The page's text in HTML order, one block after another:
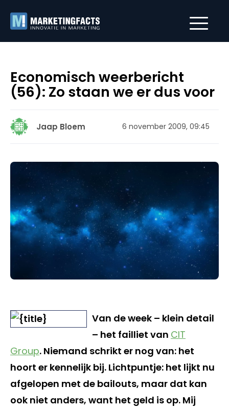
Economisch weerbericht
(56): Zo staan we er dus voor
Jaap Bloem 6 november 2009, 09:45
Van de week – klein detail
– het failliet van CIT
Group. Niemand schrikt er nog van: het
hoort er kennelijk bij. Lichtpuntje: het lijkt nu
afgelopen met de bailouts, maar dat kan
ook niet anders, want het geld is op. Mij